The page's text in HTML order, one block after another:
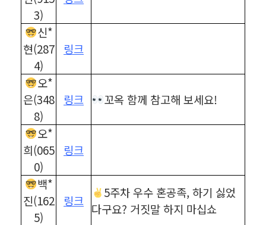
3)
신*
현(287
4)
링크
오*
은(348
8)
링크 꼬옥 함께 참고해 보세요!
오*
희(065
0)
링크
백*
진(162
5)
링크
5주차 우수 혼공족, 하기 싫었
다구요? 거짓말 하지 마십쇼